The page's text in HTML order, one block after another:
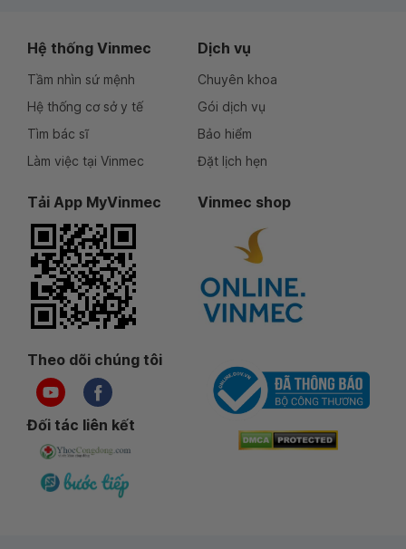
Hệ thống Vinmec
Tầm nhìn sứ mệnh
Hệ thống cơ sở y tế
Tìm bác sĩ
Làm việc tại Vinmec
Dịch vụ
Chuyên khoa
Gói dịch vụ
Bảo hiểm
Đặt lịch hẹn
Tải App MyVinmec Vinmec shop
Theo dõi chúng tôi
Đối tác liên kết